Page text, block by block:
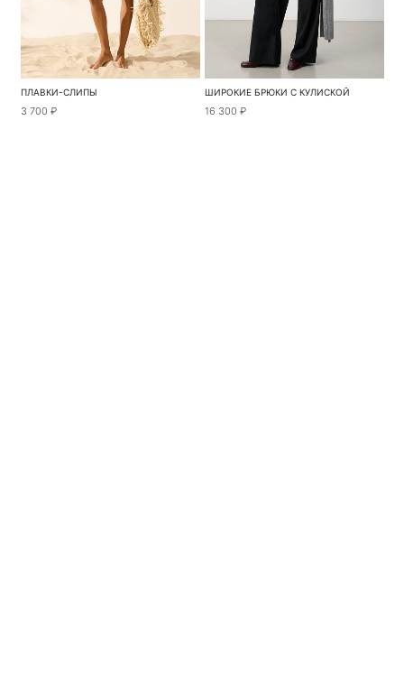
ПЛАВКИ-СЛИПЫ
3 700 ₽
ШИРОКИЕ БРЮКИ С КУЛИСКОЙ
16 300 ₽